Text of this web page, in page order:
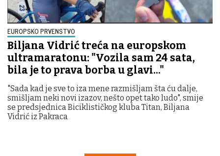
EUROPSKO PRVENSTVO
Biljana Vidrić treća na europskom
ultramaratonu: "Vozila sam 24 sata,
bila je to prava borba u glavi..."
"Sada kad je sve to iza mene razmišljam šta ću dalje,
smišljam neki novi izazov, nešto opet tako ludo", smije
se predsjednica Biciklističkog kluba Titan, Biljana
Vidrić iz Pakraca